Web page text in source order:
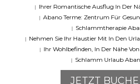
| Ihrer Romantische Ausflug In Der
| Abano Terme: Zentrum Für
| Schlammtherapie
| Nehmen Sie Ihr Haustier Mit In Den
| Ihr Wohlbefinden, In Der Nähe
| Schlamm Urlaub
JETZT